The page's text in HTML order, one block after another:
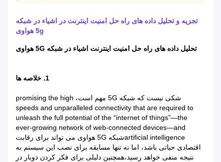
تجزیه و تحلیل داده های راه حل امنیت اینترنت در اشیاء در شبکه
5g هواوی
تحلیل داده های راه حل امنیت اینترنت اشیاء در شبکه 5G هواوی
1. خلاصه ها
شکی نیست که شبکه 5G مهم است، promising the high
speeds and unparalleled connectivity that are required to
unleash the full potential of the “internet of things”—the
ever-growing network of web-connected devices—and
artificial intelligenceشبکه 5G هواوی می تواند برای رقابت
اقتصادی حیاتی باشد، اما نه تنها مسابقه برای نصب این سیستم به
نتیجه منفی خواهد رسید،همچنین دلیلی برای فکر کردن دوبار در